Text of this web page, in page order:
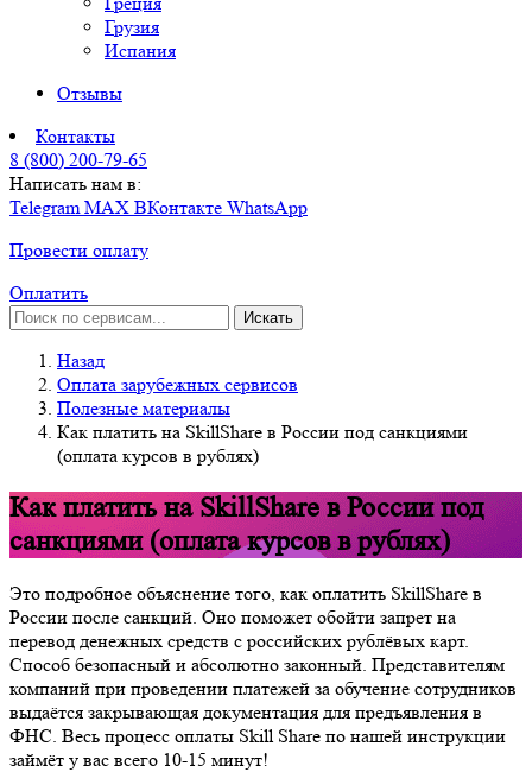
Грузия
Испания
Отзывы
Контакты
8 (800) 200-79-65
Написать нам в:
TelegramMAX ВКонтакте WhatsApp
Провести оплату
Оплатить
Искать
Назад
Оплата зарубежных сервисов
Полезные материалы
Как платить на SkillShare в России под санкциями
(оплата курсов в рублях)
Как платить на SkillShare в России под
санкциями (оплата курсов в рублях)
Это подробное объяснение того, как оплатить SkillShare в
России после санкций. Оно поможет обойти запрет на
перевод денежных средств с российских рублёвых карт.
Способ безопасный и абсолютно законный. Представителям
компаний при проведении платежей за обучение сотрудников
выдаётся закрывающая документация для предъявления в
ФНС. Весь процесс оплаты Skill Share по нашей инструкции
займёт у вас всего 10-15 минут!